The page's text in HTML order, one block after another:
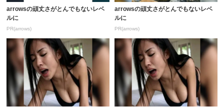
arrowsの頑丈さがとんでもないレベ
ルに
PR(arrows)
arrowsの頑丈さがとんでもないレベ
ルに
PR(arrows)